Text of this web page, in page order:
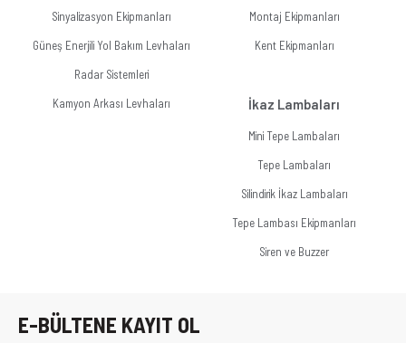
Sinyalizasyon Ekipmanları
Güneş Enerjili Yol Bakım Levhaları
Radar Sistemleri
Kamyon Arkası Levhaları
Montaj Ekipmanları
Kent Ekipmanları
İkaz Lambaları
Mini Tepe Lambaları
Tepe Lambaları
Silindirik İkaz Lambaları
Tepe Lambası Ekipmanları
Siren ve Buzzer
E-BÜLTENE KAYIT OL